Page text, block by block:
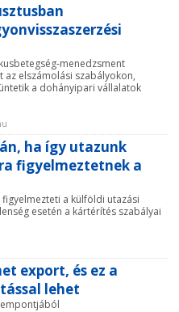
menedzsment
elszámolási szabályokon,
a dohányipari vállalatok
ha így utazunk
figyelmeztetnek a
a külföldi utazási
esetén a kártérítés szabályai
export, és ez a
lehet